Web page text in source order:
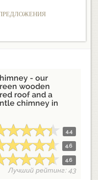
- our
wooden
roof and a
chimney in
4.4
4.6
4.6
Лучший рейтинг: 43